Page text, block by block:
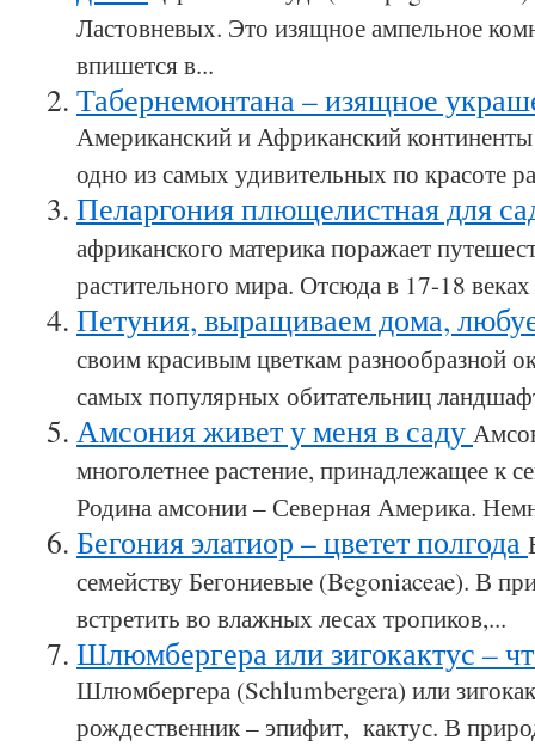
Ластовневых. Это изящное ампельное
впишется в...
Табернемонтана – изящное
Американский и Африканский
одно из самых удивительных по красоте
Пеларгония плющелистная для
африканского материка поражает
растительного мира. Отсюда в 17-18
Петуния, выращиваем дома,
своим красивым цветкам разнообразной
самых популярных обитательниц
Амсония живет у меня в саду
многолетнее растение, принадлежащее к
Родина амсонии – Северная Америка.
Бегония элатиор – цветет полгода
семейству Бегониевые (Begoniaceae). В
встретить во влажных лесах тропиков,...
Шлюмбергера или зигокактус –
Шлюмбергера (Schlumbergera) или
рождественник – эпифит, кактус. В